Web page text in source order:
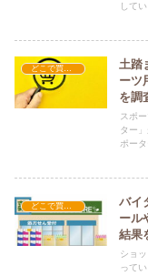
して
どこで買える？-その他
土踏
ーツ
を調
スポ
ター
ポー
どこで買える？-その他
バイ
ール
結果
ショ
って